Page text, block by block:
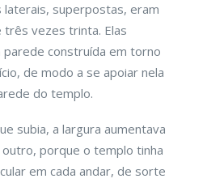
laterais, superpostas, eram
três vezes trinta. Elas
parede construída em torno
de modo a se apoiar nela
do templo.
subia, a largura aumentava
outro, porque o templo tinha
em cada andar, de sorte